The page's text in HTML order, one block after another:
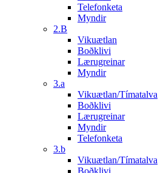
Telefonketa
Myndir
2.B
Vikuætlan
Boðklivi
Lærugreinar
Myndir
3.a
Vikuætlan/Tímatalva
Boðklivi
Lærugreinar
Myndir
Telefonketa
3.b
Vikuætlan/Tímatalva
Boðklivi